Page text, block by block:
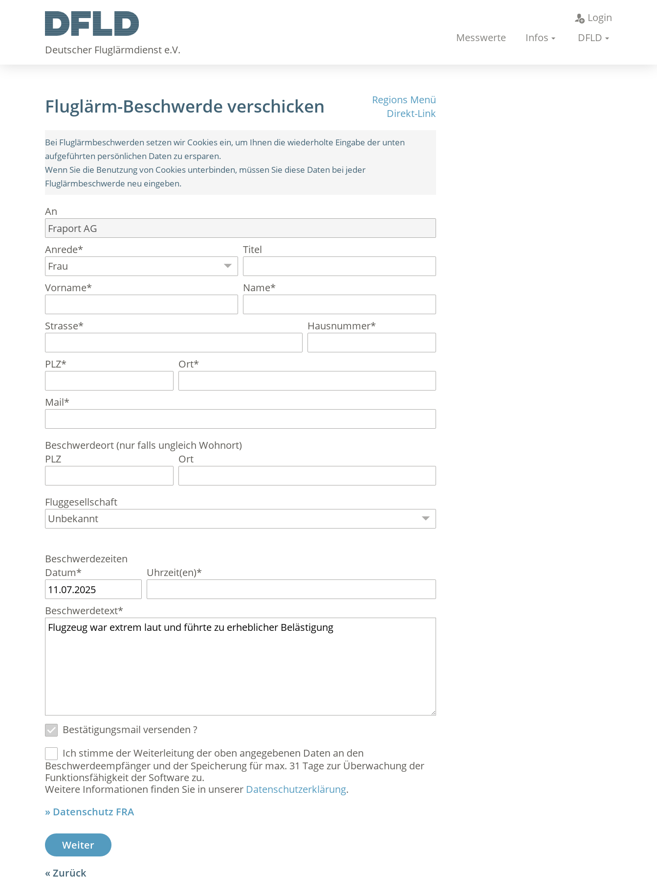
Deutscher Fluglärmdienst e.V.
Messwerte Infos DFLD
Login
Fluglärm-Beschwerde verschicken
Regions Menü
Direkt-Link
Bei Fluglärmbeschwerden setzen wir Cookies ein, um Ihnen die wiederholte Eingabe der unten
aufgeführten persönlichen Daten zu ersparen.
Wenn Sie die Benutzung von Cookies unterbinden, müssen Sie diese Daten bei jeder
Fluglärmbeschwerde neu eingeben.
An
Anrede* Titel
Vorname* Name*
Strasse* Hausnummer*
PLZ* Ort*
Mail*
Beschwerdeort (nur falls ungleich Wohnort)
PLZ
Ort
Fluggesellschaft
Beschwerdezeiten
Datum*
Uhrzeit(en)*
Beschwerdetext*
Bestätigungsmail versenden ?
Ich stimme der Weiterleitung der oben angegebenen Daten an den
Beschwerdeempfänger und der Speicherung für max. 31 Tage zur Überwachung der
Funktionsfähigkeit der Software zu.
Weitere Informationen finden Sie in unserer Datenschutzerklärung.
Datenschutz FRA
Weiter
Zurück